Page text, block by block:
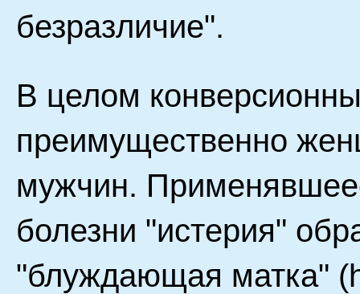
безразличие".
В целом
преимущественно
мужчин.
болезни "истерия"
"блуждающая матка"